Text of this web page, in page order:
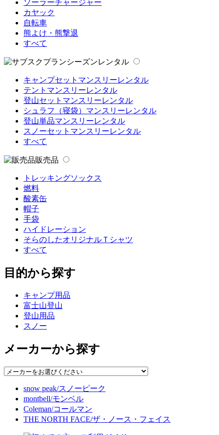
ソーラーチャージャー
カヤック
自転車
熊よけ・熊撃退
すべて
シーズンレンタル
キャンプセットマンスリーレンタル
テントマンスリーレンタル
登山セットマンスリーレンタル
シュラフ（寝袋）マンスリーレンタル
登山単品マンスリーレンタル
スノーセットマンスリーレンタル
すべて
販売品
トレッキングソックス
燃料
酸素缶
帽子
手袋
ハイドレーション
そらのしたオリジナルＴシャツ
すべて
目的から探す
キャンプ用品
富士山登山
登山用品
スノー
メーカーから探す
snow peak/スノーピーク
montbell/モンベル
Coleman/コールマン
THE NORTH FACE/ザ・ノース・フェイス